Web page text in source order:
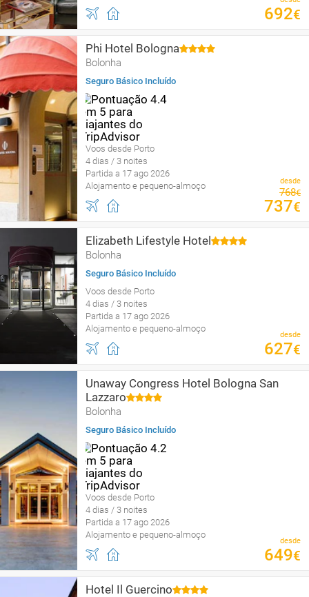
692€
Phi Hotel Bologna
Bolonha
Seguro Básico Incluído
Voos desde Porto
4 dias / 3 noites
Partida a 17 ago 2026
Alojamento e pequeno-almoço
desde
768€
737€
Elizabeth Lifestyle Hotel
Bolonha
Seguro Básico Incluído
Voos desde Porto
4 dias / 3 noites
Partida a 17 ago 2026
Alojamento e pequeno-almoço
desde
627€
Unaway Congress Hotel Bologna San
Lazzaro
Bolonha
Seguro Básico Incluído
Voos desde Porto
4 dias / 3 noites
Partida a 17 ago 2026
Alojamento e pequeno-almoço
desde
649€
Hotel Il Guercino